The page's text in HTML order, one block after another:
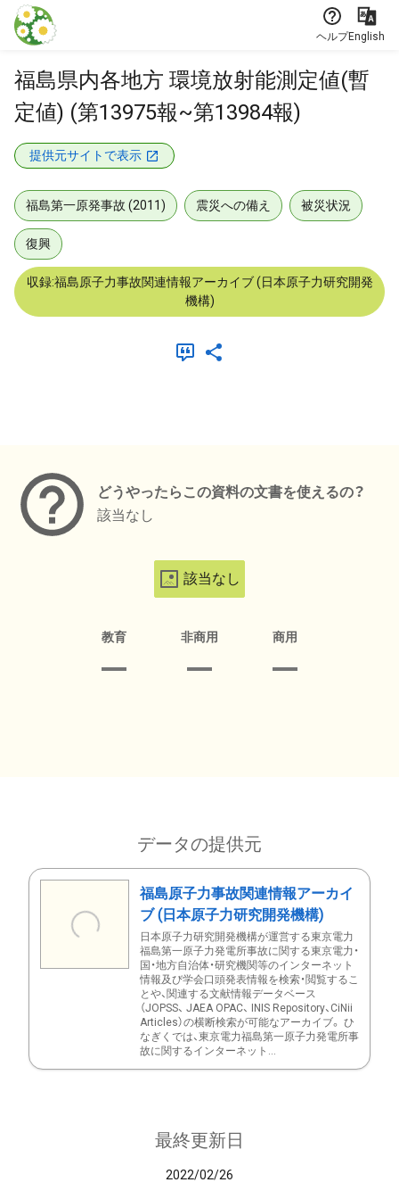
本文に飛ぶ
ヘルプEnglish
福島県内各地方 環境放射能測定値(暫
定値) (第13975報~第13984報)
提供元サイトで表示
福島第一原発事故 (2011) 震災への備え 被災状況
復興
収録:福島原子力事故関連情報アーカイブ (日本原子力研究開発
機構)
どうやったらこの資料の文書を使えるの？
該当なし
該当なし
教育 非商用 商用
データの提供元
福島原子力事故関連情報アーカイ
ブ (日本原子力研究開発機構)
日本原子力研究開発機構が運営する東京電力
福島第一原子力発電所事故に関する東京電力・
国・地方自治体・研究機関等のインターネット
情報及び学会口頭発表情報を検索・閲覧するこ
とや、関連する文献情報データベース
（JOPSS、 JAEA OPAC、 INIS Repository、CiNii
Articles）の横断検索が可能なアーカイブ。 ひ
なぎくでは、東京電力福島第一原子力発電所事
故に関するインターネット...
最終更新日
2022/02/26